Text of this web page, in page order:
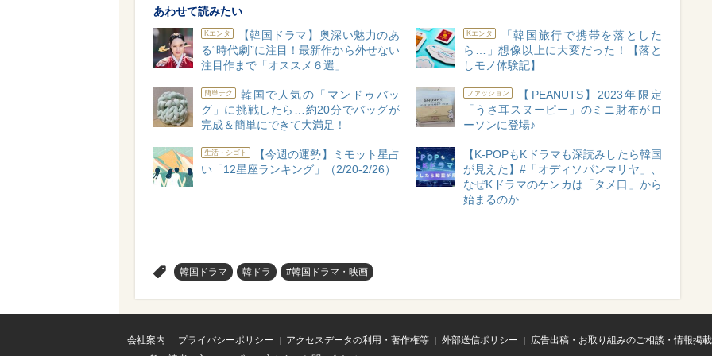
あわせて読みたい
Kエンタ
【韓国ドラマ】奥深い魅力のあ
る“時代劇”に注目！最新作から外せない
注目作まで「オススメ６選」
Kエンタ
「韓国旅行で携帯を落とした
ら…」想像以上に大変だった！【落と
しモノ体験記】
簡単テク
韓国で人気の「マンドゥバッ
グ」に挑戦したら…約20分でバッグが
完成＆簡単にできて大満足！
ファッション
【PEANUTS】2023年限定
「うさ耳スヌーピー」のミニ財布がロ
ーソンに登場♪
生活・シゴト
【今週の運勢】ミモット星占
い「12星座ランキング」（2/20-2/26）
【K-POPもKドラマも深読みしたら韓国
が見えた】#「オディソパンマリヤ」、
なぜKドラマのケンカは「タメ口」から
始まるのか
韓国ドラマ 韓ドラ #韓国ドラマ・映画
会社案内 プライバシーポリシー アクセスデータの利用・著作権等 外部送信ポリシー
広告出稿・お取り組みのご相談・情報掲